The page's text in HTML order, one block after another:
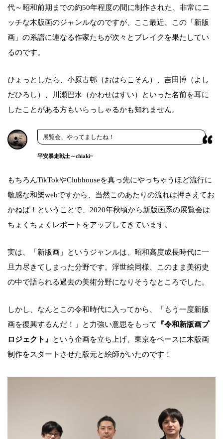
代～昭和前期までの約50年程度の間に制作された、非常にニ
ッチな木版画のジャンルなのですが、ここ最近、この「新版
画」の系譜に連なる作家たちが次々とブレイクを果たしてい
るのです。
ひょっとしたら、小原古邨（おはらこそん）、吉田博（よし
だひろし）、川瀬巴水（かわせはすい）といった名前を耳に
したことがある方もいらっしゃるかも知れません。
展覧会、やってましたね！
平安暴走戦士～chiaki~
もちろんTikTokやClubhouseを真っ先にやっちゃうほど流行に
敏感な和樂webですから、当然このあたりの流れは押さえてお
かねば！ということで、2020年秋頃から新版画系の展覧会は
ちょくちょくレポートをアップしてきています。
実は、「新版画」というジャンルは、昭和高度成長時代に一
旦力尽きてしまった分野です。浮世絵同様、このまま美術史
の中で語られる過去の美術分野になりそうなところでした。
しかし、なんとこの令和時代に入ってから、「もう一度新版
画を復興するんだ！」と力強い意思をもって
『令和新版画プ
ロジェクト』
という企画を立ち上げ、東京をベースに木版画
制作をスタートさせた版元と絵師がいたのです！